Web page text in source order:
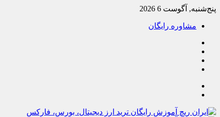
پنج‌شنبه, آگوست 6 2026
مشاوره رایگان